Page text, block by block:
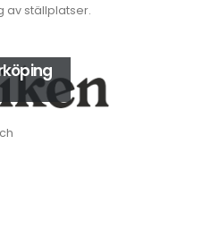
av ställplatser.